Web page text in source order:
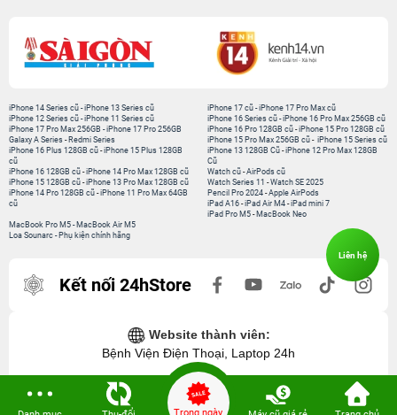
iPhone 14 Series cũ -iPhone 13 Series cũ
iPhone 12 Series cũ -iPhone 11 Series cũ
iPhone 17 Pro Max 256GB -iPhone 17 Pro 256GB
Galaxy A Series - Redmi Series
iPhone 17 cũ -iPhone 17 Pro Max cũ
iPhone 16 Series cũ - iPhone 16 Pro Max 256GB cũ
iPhone 16 Pro 128GB cũ -iPhone 15 Pro 128GB cũ
iPhone 15 Pro Max 256GB cũ - iPhone 15 Series cũ
iPhone 16 Plus 128GB cũ -iPhone 15 Plus 128GB
cũ
iPhone 16 128GB cũ -iPhone 14 Pro Max 128GB cũ
iPhone 15 128GB cũ -iPhone 13 Pro Max 128GB cũ
iPhone 14 Pro 128GB cũ -iPhone 11 Pro Max 64GB
cũ
iPhone 13 128GB Cũ -iPhone 12 Pro Max 128GB
Cũ
Watch cũ -AirPods cũ
Watch Series 11 -Watch SE 2025
Pencil Pro 2024 -Apple AirPods
iPad A16 -iPad Air M4 -iPad mini 7
iPad Pro M5 - MacBook Neo
MacBook Pro M5 - MacBook Air M5
Loa Sounarc - Phụ kiện chính hãng
Kết nối 24hStore
Website thành viên:
Bệnh Viện Điện Thoại, Laptop 24h
Liên hệ